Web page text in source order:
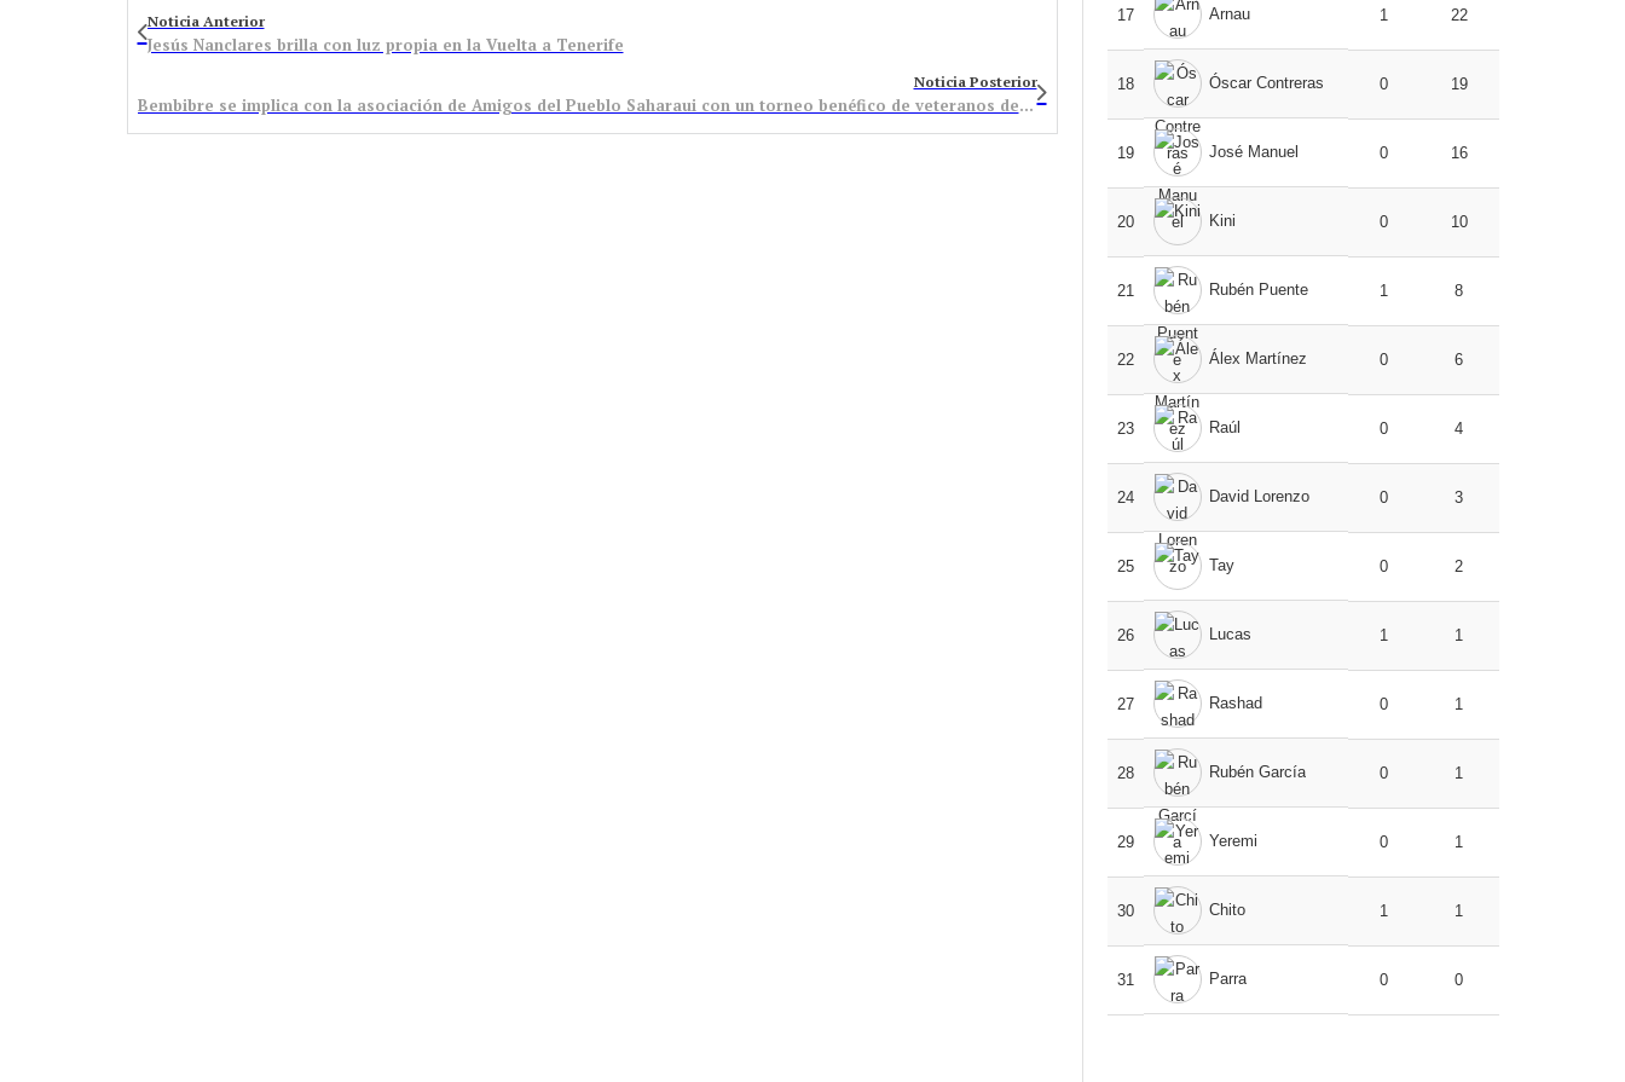
Noticia Anterior
Jesús Nanclares brilla con luz propia en la Vuelta a Tenerife
Noticia Posterior
Bembibre se implica con la asociación de Amigos del Pueblo Saharaui con un torneo benéfico de veteranos de fútbol sala
17 Arnau 1 22
18 Óscar Contreras 0 19
19 José Manuel 0 16
20 Kini 0 10
21 Rubén Puente 1 8
22 Álex Martínez 0 6
23 Raúl 0 4
24 David Lorenzo 0 3
25 Tay 0 2
26 Lucas 1 1
27 Rashad 0 1
28 Rubén García 0 1
29 Yeremi 0 1
30 Chito 1 1
31 Parra 0 0